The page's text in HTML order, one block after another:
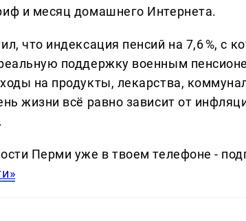
и месяц домашнего Интернета.
что индексация пенсий на 7,6 %, с
поддержку военным
на продукты, лекарства,
жизни всё равно зависит от
Перми уже в твоем телефоне -